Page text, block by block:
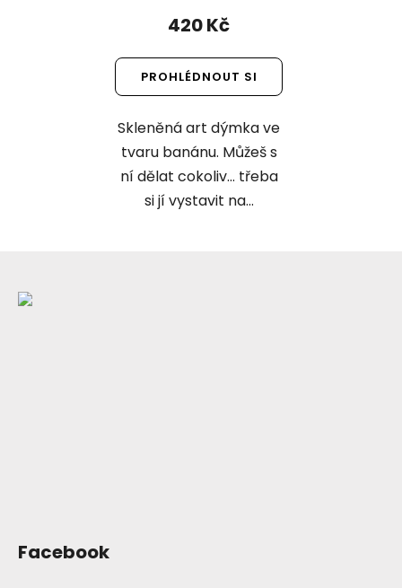
420 Kč
PROHLÉDNOUT SI
Skleněná art dýmka ve
tvaru banánu. Můžeš s
ní dělat cokoliv... třeba
si jí vystavit na...
Facebook